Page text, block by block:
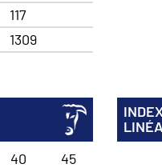
117
1309
40 45